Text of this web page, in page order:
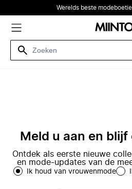
Werelds beste
Meld u aan en
Ontdek als eerste nieuwe
en mode-updates van de
Ik houd van vrouwenmode